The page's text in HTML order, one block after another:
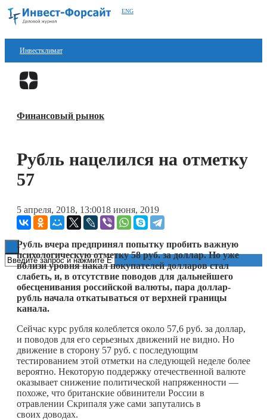
ENG
Инвестклимат
Финансы
Блокчейн
Технологии
Книги
Финансовый рынок
Рубль нацелился на отметку
57
5 апреля, 2018, 13:0018 июня, 2019
Рубль вчера предпринял попытку пробить важную
психологическую отметку 58 руб. за доллар. Но уже
вблизи уровня накал покупателей долларов стал
слабеть, и, в отсутствие поводов для дальнейшего
обесценивания российской валюты, пара доллар-
рубль начала откатываться от верхней границы
канала.
Сейчас курс рубля колеблется около 57,6 руб. за доллар,
и поводов для его серьезных движений не видно. Но
движение в сторону 57 руб. с последующим
тестированием этой отметки на следующей неделе более
вероятно. Некоторую поддержку отечественной валюте
оказывает снижение политической напряженности —
похоже, что британские обвинители России в
отравлении Скрипаля уже сами запутались в
своих доводах.